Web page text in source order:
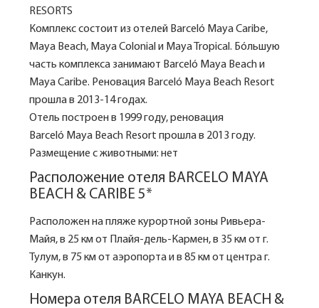
RESORTS
Комплекс состоит из отелей Barceló Maya Caribe,
Maya Beach, Maya Colonial и Maya Tropical. Бóльшую
часть комплекса занимают Barceló Maya Beach и
Maya Сaribe. Реновация Barceló Maya Beach Resort
прошла в 2013-14 годах.
Отель построен в 1999 году, реновация
Barceló Maya Beach Resort прошла в 2013 году.
Размещение с животными: нет
Расположение отеля BARCELO MAYA
BEACH & CARIBE 5*
Расположен на пляже курортной зоны Ривьера-
Майя, в 25 км от Плайя-дель-Кармен, в 35 км от г.
Тулум, в 75 км от аэропорта и в 85 км от центра г.
Канкун.
Номера отеля BARCELO MAYA BEACH &